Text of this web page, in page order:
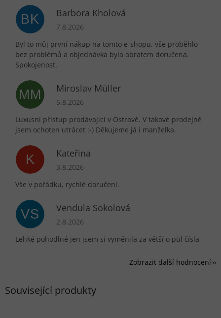
Související produkty
BK Barbora Kholová
Hodnocení obchodu je 5 z 5 hvězdiček.
7.8.2026
Byl to můj první nákup na tomto e-shopu, vše proběhlo
bez problémů a objednávka byla obratem doručena.
Spokojenost.
MM Miroslav Müller
Hodnocení obchodu je 5 z 5 hvězdiček.
5.8.2026
Luxusní přístup prodávající v Ostravě. V takové prodejně
jsem ochoten utrácet :-) Děkujeme já i manželka.
K Kateřina
Hodnocení obchodu je 5 z 5 hvězdiček.
3.8.2026
Vše v pořádku, rychlé doručení.
VS Vendula Sokolová
Hodnocení obchodu je 5 z 5 hvězdiček.
2.8.2026
Lehké pohodlné jen jsem si vyměnila za větší o půl čísla
Zobrazit další hodnocení